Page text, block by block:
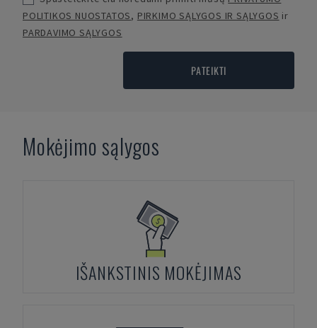
POLITIKOS NUOSTATOS, PIRKIMO SĄLYGOS IR SĄLYGOS ir
PARDAVIMO SĄLYGOS
PATEIKTI
Mokėjimo sąlygos
IŠANKSTINIS MOKĖJIMAS